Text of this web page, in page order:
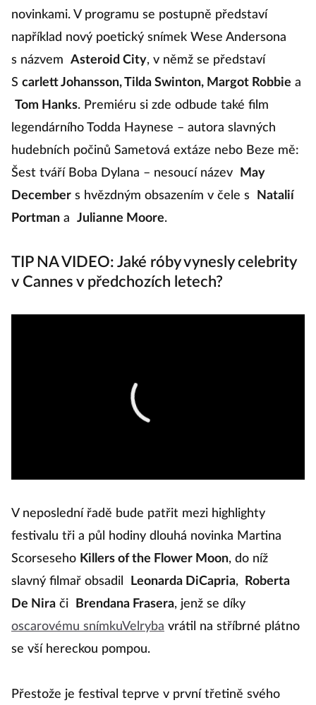
novinkami. V programu se postupně představí
například nový poetický snímek Wese Andersona
s názvem
Asteroid City, v němž se představí
S carlett Johansson, Tilda Swinton, Margot Robbie a
Tom Hanks. Premiéru si zde odbude také film
legendárního Todda Haynese – autora slavných
hudebních počinů Sametová extáze nebo Beze mě:
Šest tváří Boba Dylana – nesoucí název
May
December s hvězdným obsazením v čele s
Natalií
Portman a Julianne Moore.
TIP NA VIDEO: Jaké róby vynesly celebrity
v Cannes v předchozích letech?
V neposlední řadě bude patřit mezi highlighty
festivalu tři a půl hodiny dlouhá novinka Martina
Scorseseho Killers of the Flower Moon, do níž
slavný filmař obsadil
Leonarda DiCapria,
Roberta
De Nira či Brendana Frasera, jenž se díky
oscarovému snímkuVelryba vrátil na stříbrné plátno
se vší hereckou pompou.
Přestože je festival teprve v první třetině svého